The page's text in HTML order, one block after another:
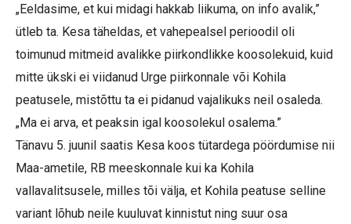
„Eeldasime, et kui midagi hakkab liikuma, on info avalik,”
ütleb ta. Kesa täheldas, et vahepealsel perioodil oli
toimunud mitmeid avalikke piirkondlikke koosolekuid, kuid
mitte ükski ei viidanud Urge piirkonnale või Kohila
peatusele, mistõttu ta ei pidanud vajalikuks neil osaleda.
„Ma ei arva, et peaksin igal koosolekul osalema.”
Tänavu 5. juunil saatis Kesa koos tütardega pöördumise nii
Maa-ametile, RB meeskonnale kui ka Kohila
vallavalitsusele, milles tõi välja, et Kohila peatuse selline
variant lõhub neile kuuluvat kinnistut ning suur osa